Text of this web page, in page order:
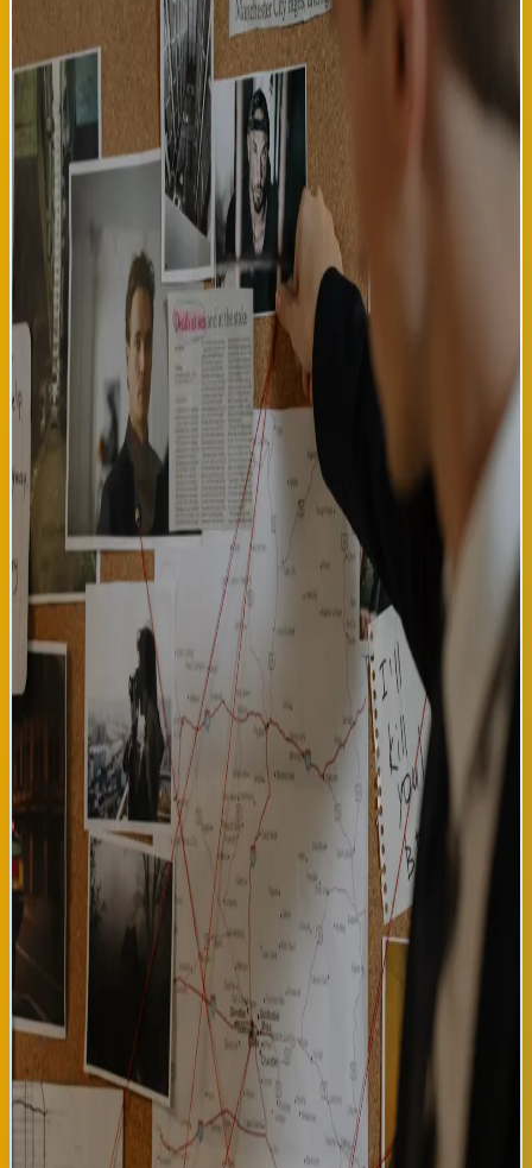
La actriz española Úrsula Corberó ha confirmado que iniciará el
próximo mes de septiembre el rodaje de 'Getaria Noir', un
thriller de suspense que marca su regreso a producciones
españolas de gran presupuesto tras su participación en series
internacionales. La película, dirigida por el cineasta vasco Óscar
Pedraza, será coproducción España-Francia-Alemania y utilizará
los escenarios costeros de Donostia y el pueblo costero de
Getaria como locales principales. Corberó interpreta a una
abogada defensora que investiga un crimen que ocurrió hace
veinte años en la costa vasca, confrontando su propio pasado
mientras resuelve un misterio enredado. El elenco completo
también incluye al francés Marc Ruchmann y la actriz vasca
Nagore Aranburu, confirmando el carácter europeo e ibérico de
la producción. Esta confirmación es resultado de meses de
negociaciones entre productoras vascas, la plataforma de
streaming Filmin y fondos de financiamiento cinematográfico
europeos. 'Getaria Noir' representa una apuesta significativa
del cine vasco hacia narrativas de suspenso psicológico, género
que ha generado audiencias masivas en plataformas digitales
durante los últimos años. El presupuesto asignado al proyecto
supera los 4.5 millones de euros, posicionándolo como una de las
producciones españolas más ambiciosas de 2026-2027. El rodaje
se extenderá durante cuatro meses, con previsión de estreno en
festivales internacionales hacia finales de 2027. Corberó ha
expresado en conferencias de prensa su entusiasmo por
trabajar en territorio vasco y con equipos técnicos europeos de
primera línea. Para la industria cinematográfica del País Vasco,
este anuncio representa el reconocimiento de Donostia y Bilbao
como centros de producción audiovisual relevantes a nivel
europeo. Los emplazamientos costeros de Donostia, Getaria y
pueblos circundantes ofrecen paisajes naturales que
funcionarán como personajes visuales en la narrativa del
thriller. El equipo de producción ya ha iniciado scouting de
locaciones y han establecido acuerdos con gobiernos
municipales para facilitar rodajes. La presencia de una actriz de
renombre internacional como Úrsula Corberó también atrae
interés de medios audiovisuales globales, reforzando la
proyección internacional de las producciones vascas. Desde
Radio Tropical, celebramos iniciativas cinematográficas que
posicionan al País Vasco como territorio de creación artística
de clase mundial. El cine vasco ha evolucionado
significativamente en los últimos años, y 'Getaria Noir' promete
contribuir a esta tendencia positiva. Además, la producción
generará empleo local para técnicos, actores y profesionales de
la industria audiovisual, beneficiando económicamente a la
región. Los aficionados al cine de suspenso y a las producciones
españolas contemporáneas deben estar atentos al desarrollo de
este proyecto que fusionará la narrativa psicológica europea
con la sensibilidad cinematográfica vasca.